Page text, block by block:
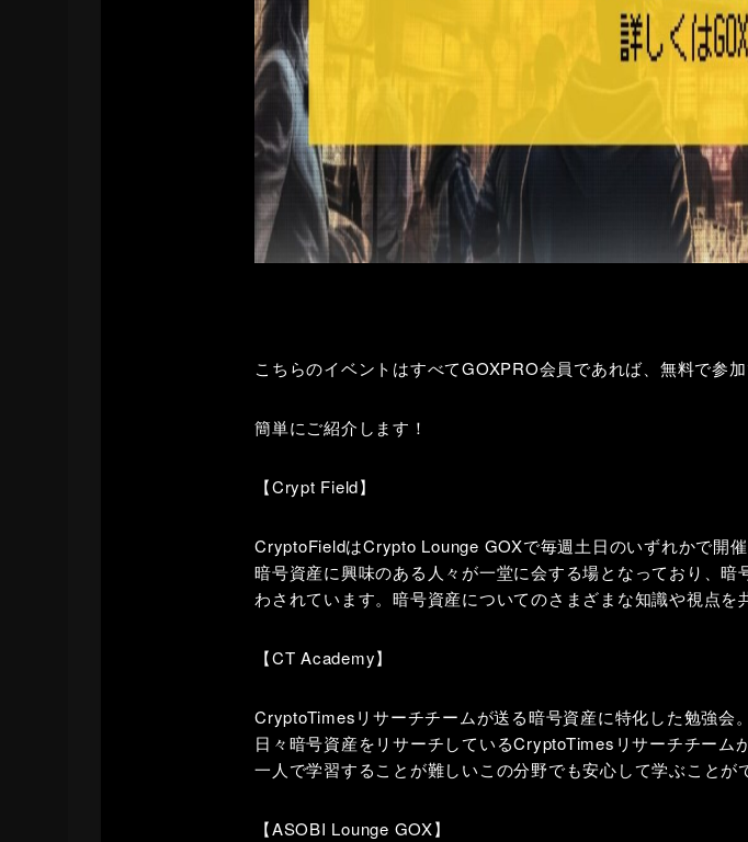
こちらのイベントはすべてGOXPRO会員であれば、無料で参
簡単にご紹介します！
【Crypt Field】
CryptoFieldはCrypto Lounge GOXで毎週土日のいずれかで開催
暗号資産に興味のある人々が一堂に会する場となっており、
わされています。暗号資産についてのさまざまな知識や視点を
【CT Academy】
CryptoTimesリサーチチームが送る暗号資産に特化した勉強会。
日々暗号資産をリサーチしているCryptoTimesリサーチチーム
一人で学習することが難しいこの分野でも安心して学ぶことが
【ASOBI Lounge GOX】